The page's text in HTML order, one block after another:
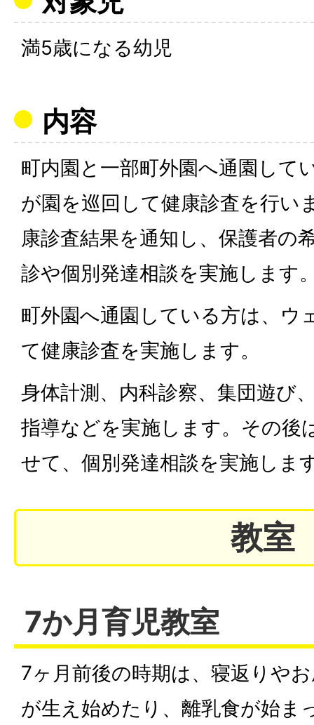
満5歳になる幼児
内容
町内園と一部町外園へ通園して
が園を巡回して健康診査を行い
康診査結果を通知し、保護者の
診や個別発達相談を実施します
町外園へ通園している方は、ウ
て健康診査を実施します。
身体計測、内科診察、集団遊び
指導などを実施します。その後
せて、個別発達相談を実施しま
教室
7か月育児教室
7ヶ月前後の時期は、寝返りや
が生え始めたり、離乳食が始ま